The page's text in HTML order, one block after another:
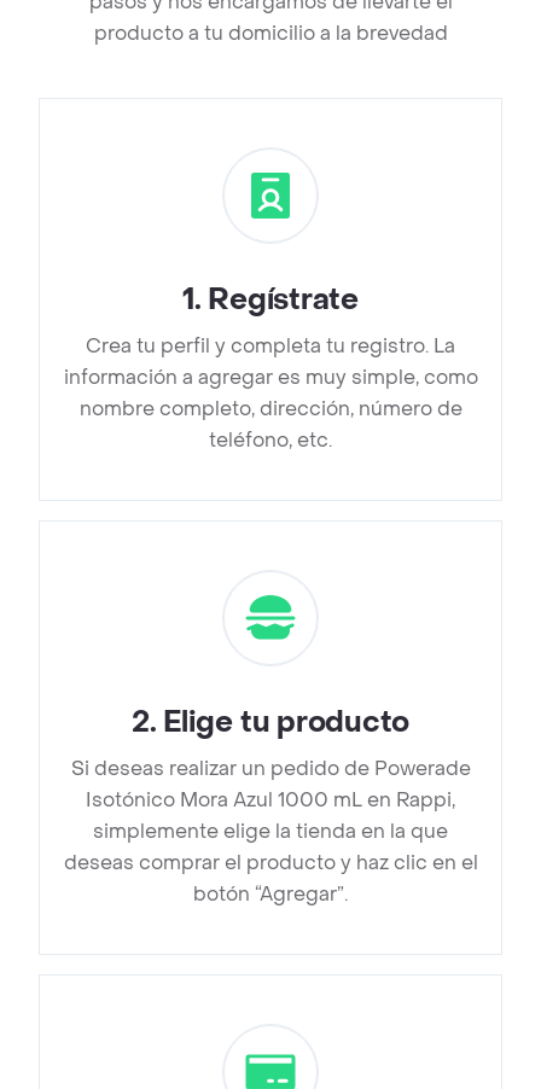
producto a tu domicilio a la brevedad
1. Regístrate
Crea tu perfil y completa tu registro. La
información a agregar es muy simple, como
nombre completo, dirección, número de
teléfono, etc.
2. Elige tu producto
Si deseas realizar un pedido de Powerade
Isotónico Mora Azul 1000 mL en Rappi,
simplemente elige la tienda en la que
deseas comprar el producto y haz clic en el
botón “Agregar”.